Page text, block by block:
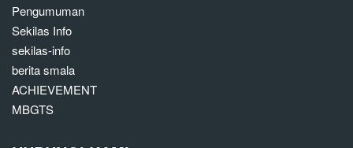
Pengumuman
Sekilas Info
sekilas-info
berita smala
ACHIEVEMENT
MBGTS